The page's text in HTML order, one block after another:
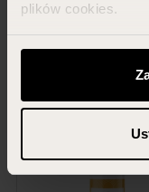
plików cookies.
Możesz zawsze
odwołać te,
przycisk
Więcej informacji
oraz w naszej
19.99 PLN